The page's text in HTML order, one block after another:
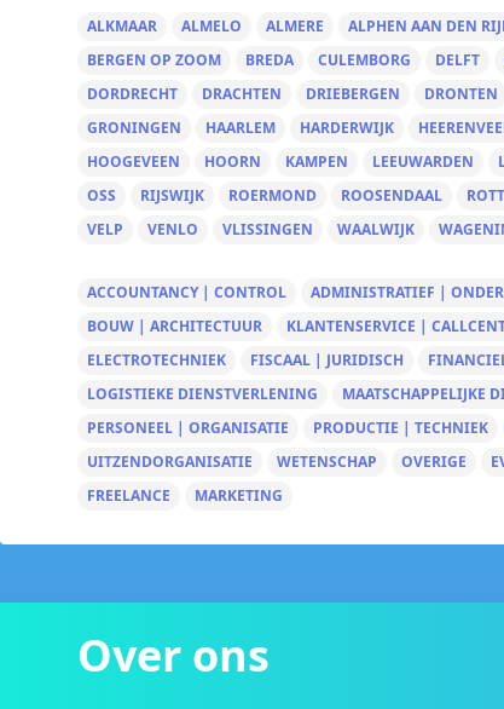
ALKMAAR ALMELO ALMERE ALPHEN AAN DEN
BERGEN OP ZOOM
BREDA CULEMBORG DELFT
DORDRECHT
DRACHTEN DRIEBERGEN DRONTEN
GRONINGEN
HAARLEM HARDERWIJK
HOOGEVEEN
HOORN KAMPEN LEEUWARDEN
OSS
RIJSWIJK ROERMOND ROOSENDAAL
VELP
VENLO VLISSINGEN WAALWIJK
ACCOUNTANCY | CONTROL ADMINISTRATIEF |
BOUW | ARCHITECTUUR
KLANTENSERVICE |
ELECTROTECHNIEK
FISCAAL | JURIDISCH
LOGISTIEKE DIENSTVERLENING
MAATSCHAPPELIJKE
PERSONEEL | ORGANISATIE
PRODUCTIE | TECHNIEK
UITZENDORGANISATIE
WETENSCHAP OVERIGE
FREELANCE
MARKETING
Over ons